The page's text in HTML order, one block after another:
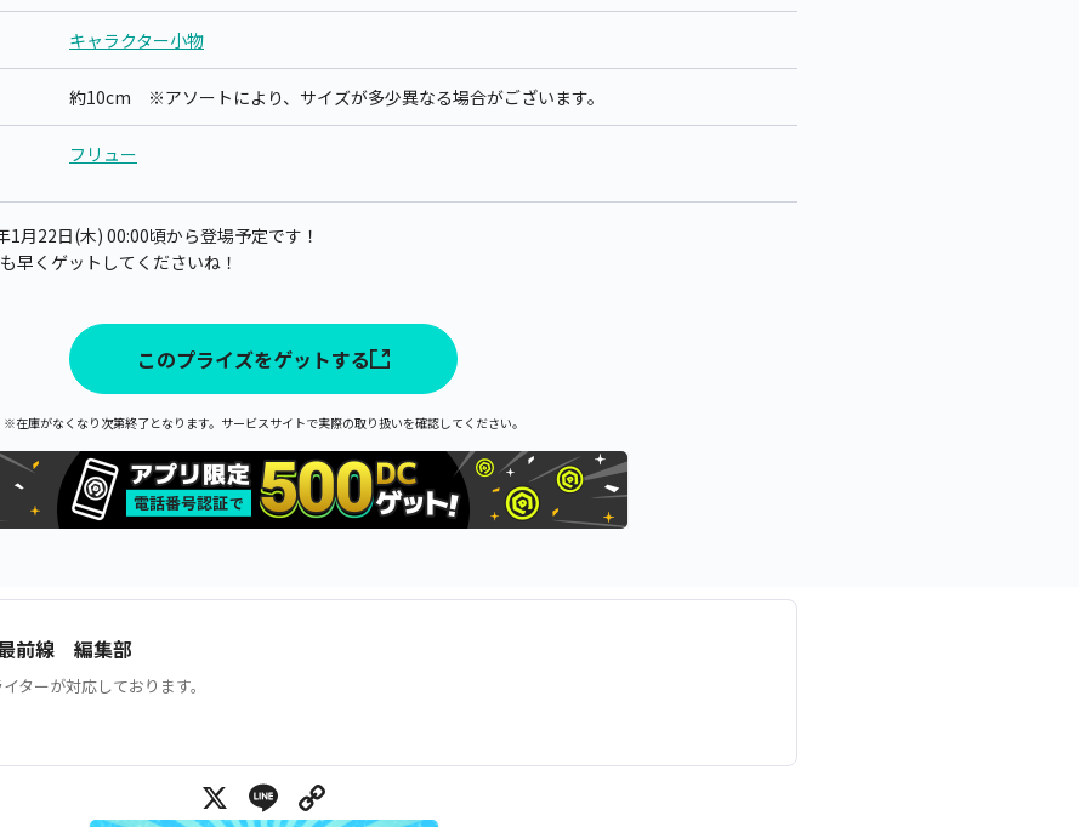
キャラクター小物
約10cm ※アソートにより、サイズが多少異なる場合がございます。
フリュー
月22日(木) 00:00頃から登場予定です！
早くゲットしてくださいね！
このプライズをゲットする
※在庫がなくなり次第終了となります。サービスサイトで実際の取り扱いを確認してください。
前線 編集部
ターが対応しております。
X Line